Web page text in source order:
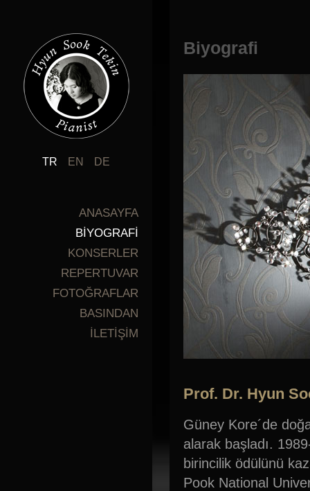
TR EN DE
ANASAYFA
BİYOGRAFİ
KONSERLER
REPERTUVAR
FOTOĞRAFLAR
BASINDAN
İLETİŞİM
Biyografi
Prof. Dr. Hyun
Güney Kore´de
alarak başladı.
birincilik ödülünü
Pook National